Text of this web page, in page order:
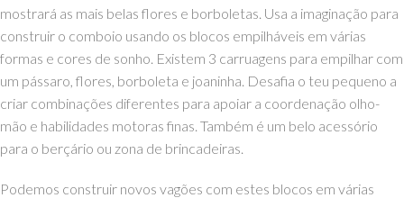
mostrará as mais belas flores e borboletas. Usa a imaginação para
construir o comboio usando os blocos empilháveis ​​em várias
formas e cores de sonho. Existem 3 carruagens para empilhar com
um pássaro, flores, borboleta e joaninha. Desafia o teu pequeno a
criar combinações diferentes para apoiar a coordenação olho-
mão e habilidades motoras finas. Também é um belo acessório
para o berçário ou zona de brincadeiras.
Podemos construir novos vagões com estes blocos em várias